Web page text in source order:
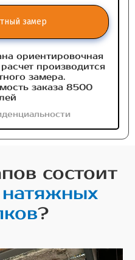
замер
ориентировочная
производится
замера.
заказа 8500
состоит
натяжных
?